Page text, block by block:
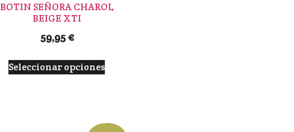
BOTIN SEÑORA CHAROL
BEIGE XTI
59,95€
Seleccionar opciones